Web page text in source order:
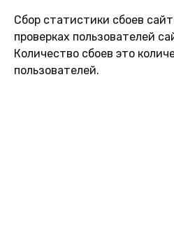
Сбор статистики сбоев
проверках пользователей
Количество сбоев это
пользователей.